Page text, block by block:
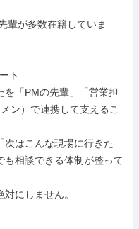
輩が多数在籍していま
ト
を「PMの先輩」「営業担
ン）で連携して支えるこ
次はこんな現場に行きた
相談できる体制が整って
にしません。